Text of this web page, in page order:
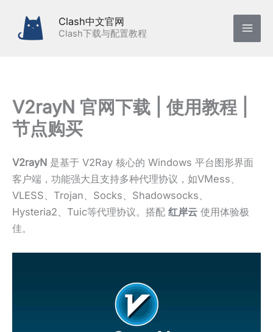
Clash中文官网
Clash下载与配置教程
V2rayN 官网下载 | 使用教程 |
节点购买
V2rayN 是基于 V2Ray 核心的 Windows 平台图形界面
客户端，功能强大且支持多种代理协议，如VMess、
VLESS、Trojan、Socks、Shadowsocks、
Hysteria2、Tuic等代理协议。搭配 红岸云 使用体验极
佳。